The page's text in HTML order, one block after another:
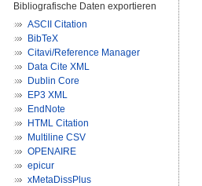
Bibliografische Daten exportieren
ASCII Citation
BibTeX
Citavi/Reference Manager
Data Cite XML
Dublin Core
EP3 XML
EndNote
HTML Citation
Multiline CSV
OPENAIRE
epicur
xMetaDissPlus